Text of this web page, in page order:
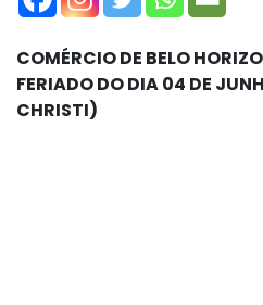
COMÉRCIO DE BELO
FERIADO DO DIA 04 DE
CHRISTI)